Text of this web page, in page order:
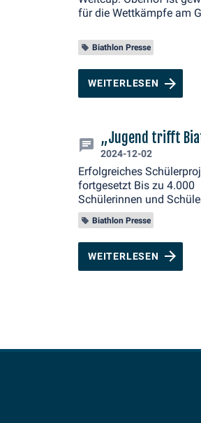
für die Wettkämpfe am
Biathlon Presse
WEITERLESEN
„Jugend trifft
2024-12-02
Erfolgreiches
fortgesetzt Bis zu 4.000
Schülerinnen und
die Sprintrennen der
Männer des BMW IBU
Biathlon 2025 in Oberhof
verfolgen.
Biathlon Presse
WEITERLESEN